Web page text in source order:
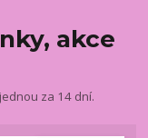
akce
za 14 dní.